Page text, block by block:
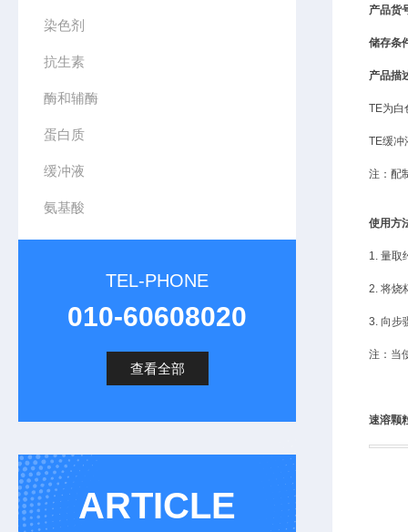
染色剂
抗生素
酶和辅酶
蛋白质
缓冲液
氨基酸
TEL-PHONE
010-60608020
查看全部
ARTICLE
产品货
储存条
产品描
TE为白
TE缓冲
注：配
使用方
1. 量取
2. 将烧
3. 向步
注：当
速溶颗